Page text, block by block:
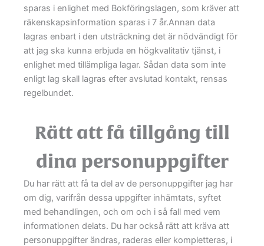
sparas i enlighet med Bokföringslagen, som kräver att
räkenskapsinformation sparas i 7 år.Annan data
lagras enbart i den utsträckning det är nödvändigt för
att jag ska kunna erbjuda en högkvalitativ tjänst, i
enlighet med tillämpliga lagar. Sådan data som inte
enligt lag skall lagras efter avslutad kontakt, rensas
regelbundet.
Rätt att få tillgång till
dina personuppgifter
Du har rätt att få ta del av de personuppgifter jag har
om dig, varifrån dessa uppgifter inhämtats, syftet
med behandlingen, och om och i så fall med vem
informationen delats. Du har också rätt att kräva att
personuppgifter ändras, raderas eller kompletteras, i